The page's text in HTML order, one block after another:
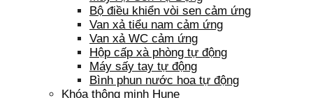
Bộ điều khiển vòi sen cảm ứng
Van xả tiểu nam cảm ứng
Van xả WC cảm ứng
Hộp cấp xà phòng tự động
Máy sấy tay tự động
Bình phun nước hoa tự động
Khóa thông minh Hune